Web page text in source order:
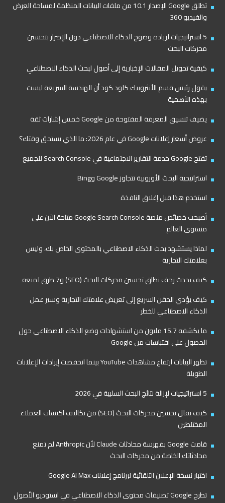
تطلق Google الإصدار 10.1 من ملفات البيانات المنظمة لمساحة العرض
والفيديو 360
5 استراتيجيات لزيادة وضوح الذكاء الاصطناعي دون الإضرار بتحسين
محركات البحث
كيفية تحويل المقالات الإخبارية إلى أصول لبحث الذكاء الاصطناعي
يقول رئيس قسم الأنثروبيك كلود كود أن الهندسة السريعة ليست
بهذه الأهمية
يضيف تنسيق المعرفة المفتوحة من Google خمس إشارات ثقة
عروض أسعار إعلانات Google في عام 2026: ما الذي يستحق وقتك؟
تفتح Google خدمة التقارير الاجتماعية في Search Console للجميع
استراتيجية البحث الأوروبية تتجاوز Google وBing
استخدم هذا قبل إغلاق النافذة
أصبحت خصائص منصة Google Search Console متاحة الآن على
مستوى العالم
لماذا يستشهد بحث الذكاء الاصطناعي بالمحتوى الخاص بك، وليس
بعلامتك التجارية
كيف يحدث زحف نطاق تحسين محركات البحث (SEO) و7 طرق لمنعه
كيف يؤدي الحقن السريع إلى تعريض علامتك التجارية وسير عمل
الذكاء الاصطناعي للخطر
ما يكشفه 15.7 مليون من استشهادات وضع الذكاء الاصطناعي حول
الحصول على اقتباسات من Google
تظهر البيانات ارتفاع مشاهدات YouTube بينما انخفضت إيرادات الإعلانات
الطويلة
5 استراتيجيات لإزالة نتائج البحث السلبية في 2026
كيف يقلل تحسين محركات البحث (SEO) من تكاليف اكتساب العملاء
المختلطين
قامت Google بفهرسة محادثات Claude لأن Anthropic لم تمنع
محادثاتك الخاصة من محركات البحث
اختبار نسخة الإعلان التلقائية لبرنامج إعلانات Google AI Max
تطرح Google تصنيفات محتوى الذكاء الاصطناعي في استوديو الأصول